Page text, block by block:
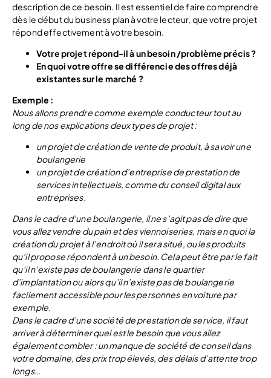
description de ce besoin. Il est essentiel de faire comprendre
dès le début du business plan à votre lecteur, que votre projet
répond effectivement à votre besoin.
Votre projet répond-il à un besoin /problème précis ?
En quoi votre offre se différencie des offres déjà
existantes sur le marché ?
Exemple :
Nous allons prendre comme exemple conducteur tout au
long de nos explications deux types de projet :
un projet de création de vente de produit, à savoir une
boulangerie
un projet de création d’entreprise de prestation de
services intellectuels, comme du conseil digital aux
entreprises.
Dans le cadre d’une boulangerie, il ne s’agit pas de dire que
vous allez vendre du pain et des viennoiseries, mais en quoi la
création du projet à l’endroit où il sera situé, ou les produits
qu’il propose répondent à un besoin. Cela peut être par le fait
qu’il n’existe pas de boulangerie dans le quartier
d’implantation ou alors qu’il n’existe pas de boulangerie
facilement accessible pour les personnes en voiture par
exemple.
Dans le cadre d’une société de prestation de service, il faut
arriver à déterminer quel est le besoin que vous allez
également combler : un manque de société de conseil dans
votre domaine, des prix trop élevés, des délais d’attente trop
longs…